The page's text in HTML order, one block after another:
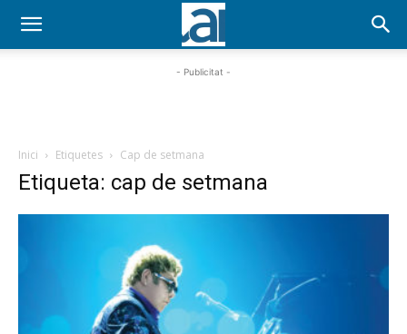
- Publicitat -
Inici Etiquetes Cap de setmana
Etiqueta: cap de setmana